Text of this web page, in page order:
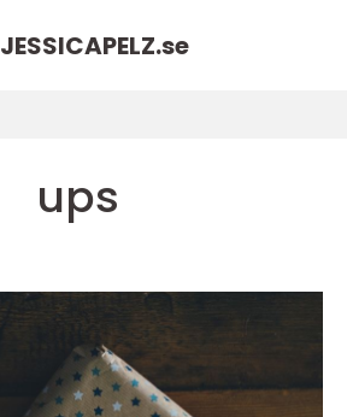
JESSICAPELZ.se
ups